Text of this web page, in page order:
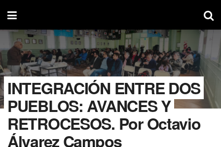
INTEGRACIÓN ENTRE DOS
PUEBLOS: AVANCES Y
RETROCESOS. Por Octavio
Álvarez Campos